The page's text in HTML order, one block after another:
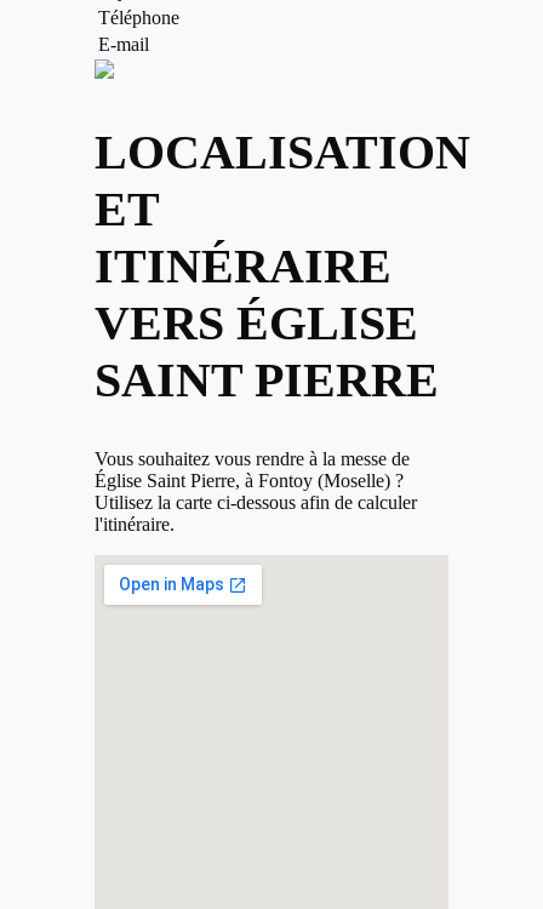
Téléphone
E-mail
LOCALISATION
ET
ITINÉRAIRE
VERS ÉGLISE
SAINT PIERRE
Vous souhaitez vous rendre à la messe de
Église Saint Pierre, à Fontoy (Moselle) ?
Utilisez la carte ci-dessous afin de calculer
l'itinéraire.